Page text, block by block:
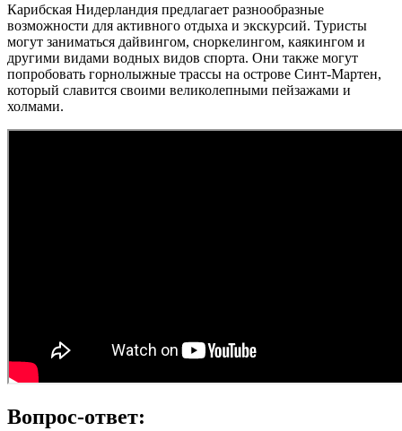
Карибская Нидерландия предлагает разнообразные
возможности для активного отдыха и экскурсий. Туристы
могут заниматься дайвингом, сноркелингом, каякингом и
другими видами водных видов спорта. Они также могут
попробовать горнолыжные трассы на острове Синт-Мартен,
который славится своими великолепными пейзажами и
холмами.
Вопрос-ответ: